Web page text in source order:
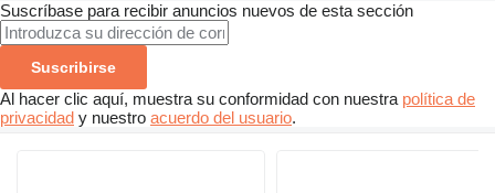
Suscríbase para recibir anuncios nuevos de esta sección
Suscribirse
Al hacer clic aquí, muestra su conformidad con nuestra política de
privacidad y nuestro acuerdo del usuario.